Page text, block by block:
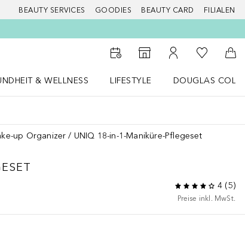
BEAUTY SERVICES GOODIES BEAUTY CARD FILIALEN
Zum Storefinder
Zu Meinem
Zu Meiner
& WELLNESS
LIFESTYLE
DOUGLAS
up Organizer UNIQ 18-in-1-Maniküre-Pflegeset
4 (5)
Preise inkl. MwSt.